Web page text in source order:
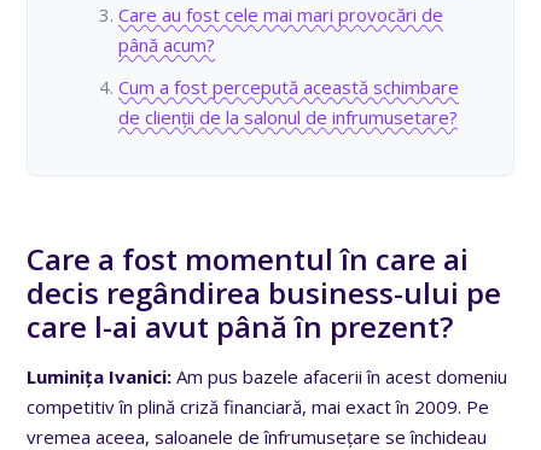
Care au fost cele mai mari provocări de
până acum?
Cum a fost percepută această schimbare
de clienții de la salonul de infrumusetare?
Care a fost momentul în care ai
decis regândirea business-ului pe
care l-ai avut până în prezent?
Luminița Ivanici: Am pus bazele afacerii în acest domeniu
competitiv în plină criză financiară, mai exact în 2009. Pe
vremea aceea, saloanele de înfrumusețare se închideau